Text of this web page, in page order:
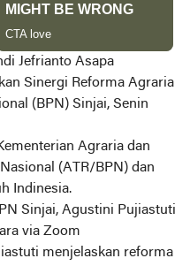
Jefrianto Asapa
Sinergi Reforma Agraria
(BPN) Sinjai, Senin
Agraria dan
(ATR/BPN) dan
Indinesia.
Sinjai, Agustini Pujiastuti
via Zoom
menjelaskan reforma